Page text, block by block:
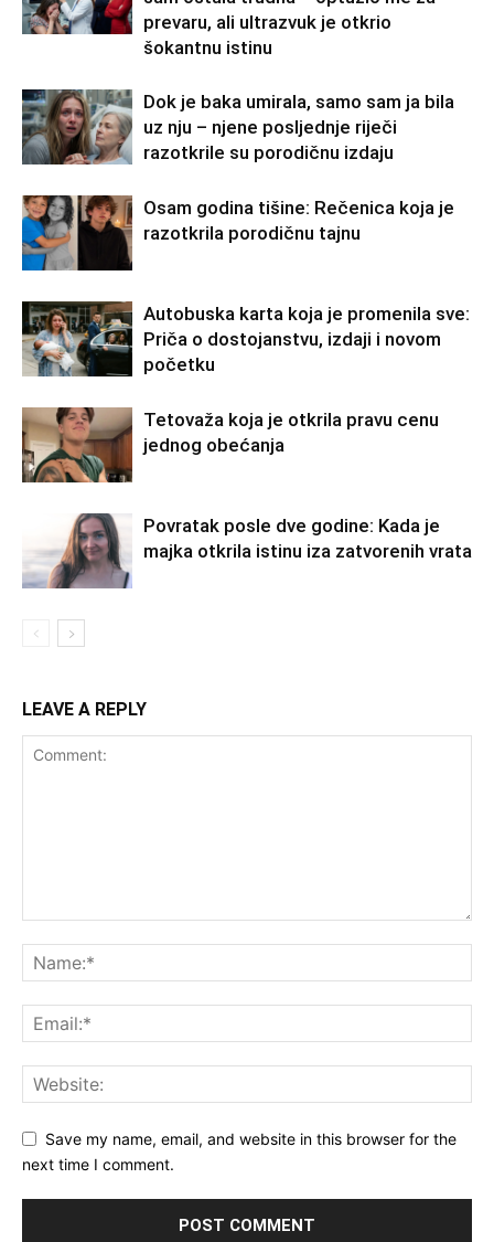
prevaru, ali ultrazvuk je otkrio
šokantnu istinu
Dok je baka umirala, samo sam ja bila
uz nju – njene posljednje riječi
razotkrile su porodičnu izdaju
Osam godina tišine: Rečenica koja je
razotkrila porodičnu tajnu
Autobuska karta koja je promenila sve:
Priča o dostojanstvu, izdaji i novom
početku
Tetovaža koja je otkrila pravu cenu
jednog obećanja
Povratak posle dve godine: Kada je
majka otkrila istinu iza zatvorenih vrata
LEAVE A REPLY
Save my name, email, and website in this browser for the
next time I comment.